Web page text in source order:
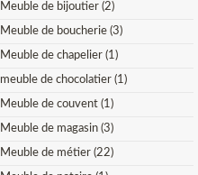
Meuble de bijoutier (2)
Meuble de boucherie (3)
Meuble de chapelier (1)
meuble de chocolatier (1)
Meuble de couvent (1)
Meuble de magasin (3)
Meuble de métier (22)